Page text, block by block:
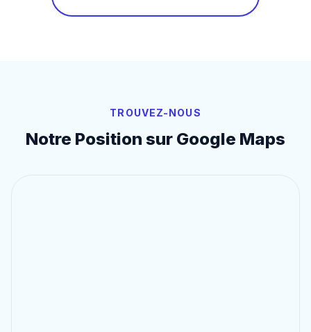
TROUVEZ-NOUS
Notre Position sur Google Maps